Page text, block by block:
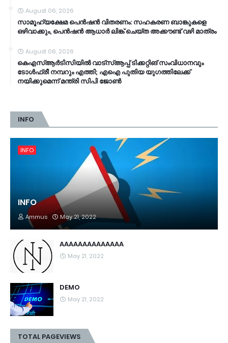
August 06, 2026
സാമൂ​ഹ്യക്ഷേമ പെൻഷൻ വിതരണം: സഹകരണ ബാങ്കുകളെ
ഒഴിവാക്കും, പെൻഷൻ ആധാർ‌ ലിങ്ക് ചെയ്ത അക്കൗണ്ട് വഴി മാത്രം
August 06, 2026
കെഎസ്ആര്‍ടിസിയിൽ വാട്‌സ്ആപ്പ് ടിക്കറ്റിങ് സംവിധാനവും
ടോൾഫ്രീ നമ്പറും എത്തി; എഐ പുതിയ യുഗത്തിലേക്ക്
നയിക്കുമെന്ന് മന്ത്രി സിപി ജോൺ
INFO
INFO
INFO
Ammus May 21, 2022
AAAAAAAAAAAAAA
May 21, 2022
DEMO
May 21, 2022
TOTAL PAGEVIEWS